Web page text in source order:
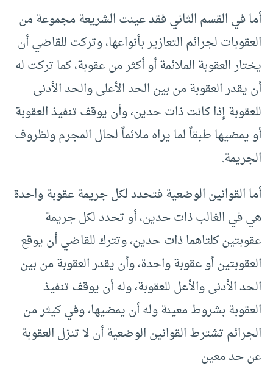
أما في القسم الثاني فقد عينت الشريعة مجموعة من
العقوبات لجرائم التعازير بأنواعها، وتركت للقاضي أن
يختار العقوبة الملائمة أو أكثر من عقوبة، كما تركت له
أن يقدر العقوبة من بين الحد الأعلى والحد الأدنى
للعقوبة إذا كانت ذات حدين، وأن يوقف تنفيذ العقوبة
أو يمضيها طبقاً لما يراه ملائماً لحال المجرم ولظروف
الجريمة.
أما القوانين الوضعية فتحدد لكل جريمة عقوبة واحدة
هي في الغالب ذات حدين، أو تحدد لكل جريمة
عقوبتين كلتاهما ذات حدين، وتترك للقاضي أن يوقع
العقوبتين أو عقوبة واحدة، وأن يقدر العقوبة من بين
الحد الأدنى والأعل للعقوبة، وله أن يوقف تنفيذ
العقوبة بشروط معينة وله أن يمضيها، وفي كيثر من
الجرائم تشترط القوانين الوضعية أن لا تنزل العقوبة
عن حد معين